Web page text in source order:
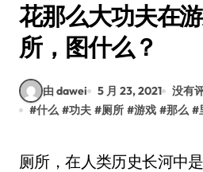
花那么大功夫在
所，图什么？
由 dawei 5 月 23, 2021
没有
#什么 #功夫 #厕所 #游戏 #那么 #
厕所，在人类历史长河中是一个至关重要的存